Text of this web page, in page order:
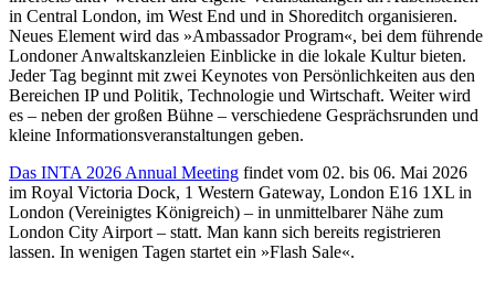
in Central London, im West End und in Shoreditch organisieren.
Neues Element wird das »Ambassador Program«, bei dem führende
Londoner Anwaltskanzleien Einblicke in die lokale Kultur bieten.
Jeder Tag beginnt mit zwei Keynotes von Persönlichkeiten aus den
Bereichen IP und Politik, Technologie und Wirtschaft. Weiter wird
es – neben der großen Bühne – verschiedene Gesprächsrunden und
kleine Informationsveranstaltungen geben.
Das INTA 2026 Annual Meeting findet vom 02. bis 06. Mai 2026
im Royal Victoria Dock, 1 Western Gateway, London E16 1XL in
London (Vereinigtes Königreich) – in unmittelbarer Nähe zum
London City Airport – statt. Man kann sich bereits registrieren
lassen. In wenigen Tagen startet ein »Flash Sale«.